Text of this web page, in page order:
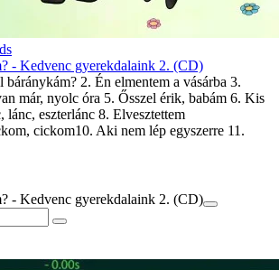
- Kedvenc gyerekdalaink 2. (CD)
2. Én elmentem a vásárba 3.
már, nyolc óra 5. Ősszel érik, babám 6. Kis
lánc, eszterlánc 8. Elvesztettem
cickom10. Aki nem lép egyszerre 11.
- Kedvenc gyerekdalaink 2. (CD)